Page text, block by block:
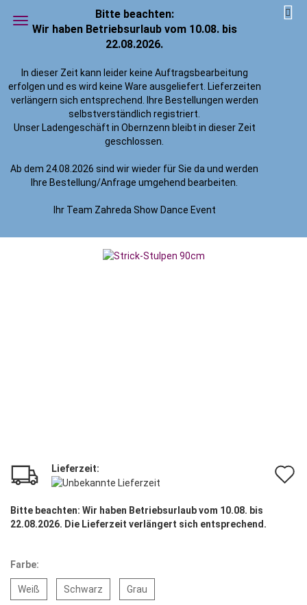
Bitte beachten:
Wir haben Betriebsurlaub vom 10.08. bis
22.08.2026.
In dieser Zeit kann leider keine Auftragsbearbeitung
erfolgen und es wird keine Ware ausgeliefert. Lieferzeiten
verlängern sich entsprechend. Ihre Bestellungen werden
selbstverständlich registriert.
Unser Ladengeschäft in Obernzenn bleibt in dieser Zeit
geschlossen.
Ab dem 24.08.2026 sind wir wieder für Sie da und werden
Ihre Bestellung/Anfrage umgehend bearbeiten.
Ihr Team Zahreda Show Dance Event
Startseite » Tanzsport » Tanzbekleidung Damen »
Strumpfhosen / Stulpen » Strick-Stulpen 90cm
Strick-Stulpen 90cm
Lieferzeit:
Bitte beachten: Wir haben Betriebsurlaub vom 10.08. bis
22.08.2026. Die Lieferzeit verlängert sich entsprechend.
Farbe:
Weiß Schwarz Grau